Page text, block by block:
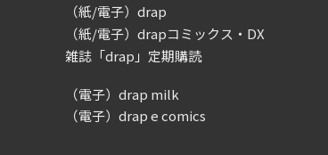
（紙/電子）drap
（紙/電子）drapコミックス・DX
雑誌「drap」定期購読
（電子）drap milk
（電子）drap e comics